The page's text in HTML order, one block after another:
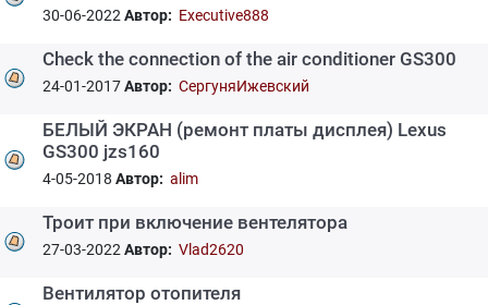
30-06-2022 Автор: Executive888
Сheck the connection of the air conditioner GS300
24-01-2017Автор: СергуняИжевский
БЕЛЫЙ ЭКРАН (ремонт платы дисплея) Lexus
GS300 jzs160
4-05-2018 Автор: alim
Троит при включение вентелятора
27-03-2022 Автор: Vlad2620
Вентилятор отопителя